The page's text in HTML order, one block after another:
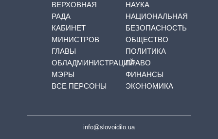
ВЕРХОВНАЯ
РАДА
КАБИНЕТ
МИНИСТРОВ
ГЛАВЫ
ОБЛАДМИНИСТРАЦИЙ
МЭРЫ
ВСЕ ПЕРСОНЫ
НАУКА
НАЦИОНАЛЬНАЯ
БЕЗОПАСНОСТЬ
ОБЩЕСТВО
ПОЛИТИКА
ПРАВО
ФИНАНСЫ
ЭКОНОМИКА
info@slovoidilo.ua